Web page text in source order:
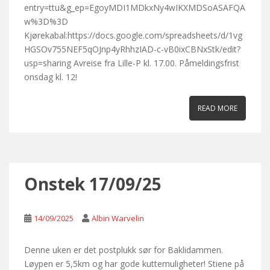
entry=ttu&g_ep=EgoyMDI1MDkxNy4wIKXMDSoASAFQA
w%3D%3D
Kjørekabal:https://docs.google.com/spreadsheets/d/1vg
HGSOv755NEF5qOJnp4yRhhzIAD-c-vB0ixCBNxStk/edit?
usp=sharing Avreise fra Lille-P kl. 17.00. Påmeldingsfrist
onsdag kl. 12!
READ MORE
Onstek 17/09/25
14/09/2025 Albin Warvelin
Denne uken er det postplukk sør for Baklidammen.
Løypen er 5,5km og har gode kuttemuligheter! Stiene på